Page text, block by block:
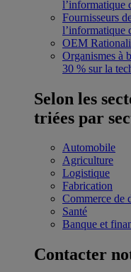
l’informatique
Fournisseurs
l’informatique
OEM
Organismes à
30 % sur la
Selon les
triées par
Automobile
Agriculture
Logistique
Fabrication
Commerce de
Santé
Banque et
Contacter